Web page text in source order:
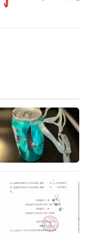
行业的涨
，它是一张
期权值多
了什么。